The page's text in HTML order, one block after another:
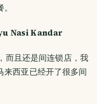
Nasi Kandar
而且还是间连锁店，我
来西亚已经开了很多间